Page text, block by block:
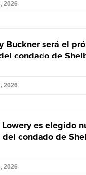
2026
Buckner será el
condado de
2026
es elegido
condado de
2026